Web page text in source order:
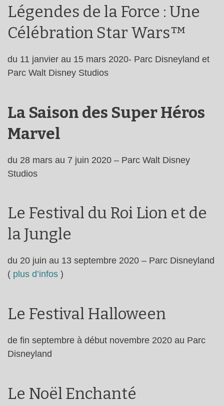
Légendes de la Force : Une
Célébration Star Wars™
du 11 janvier au 15 mars 2020- Parc Disneyland et
Parc Walt Disney Studios
La Saison des Super Héros
Marvel
du 28 mars au 7 juin 2020 – Parc Walt Disney
Studios
Le Festival du Roi Lion et de
la Jungle
du 20 juin au 13 septembre 2020 – Parc Disneyland
( plus d’infos )
Le Festival Halloween
de fin septembre à début novembre 2020 au Parc
Disneyland
Le Noël Enchanté